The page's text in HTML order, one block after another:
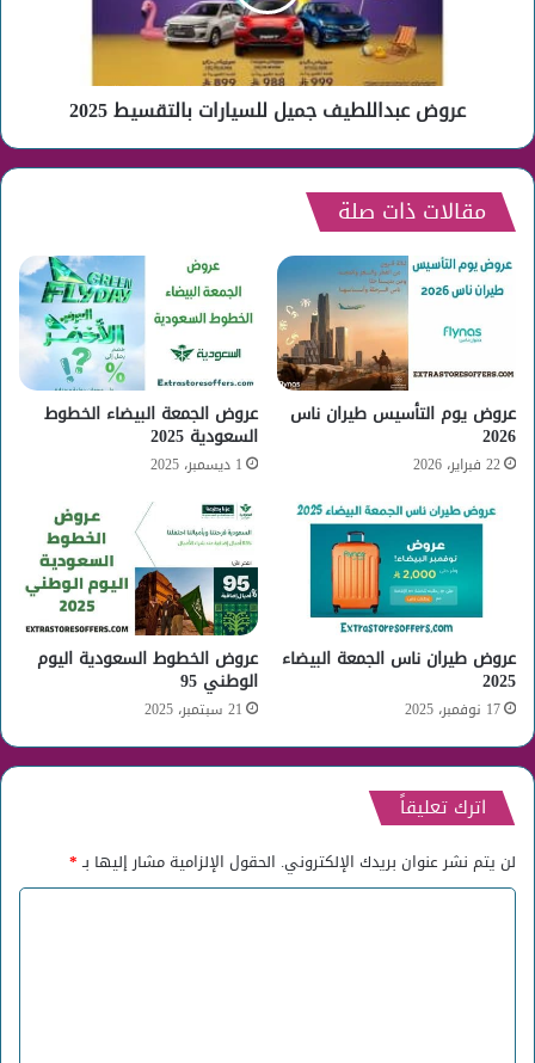
عروض عبداللطيف جميل للسيارات بالتقسيط 2025
مقالات ذات صلة
عروض يوم التأسيس طيران ناس
2026
22 فبراير، 2026
عروض الجمعة البيضاء الخطوط
السعودية 2025
1 ديسمبر، 2025
عروض طيران ناس الجمعة البيضاء
2025
17 نوفمبر، 2025
عروض الخطوط السعودية اليوم
الوطني 95
21 سبتمبر، 2025
اترك تعليقاً
لن يتم نشر عنوان بريدك الإلكتروني. الحقول الإلزامية مشار إليها بـ*